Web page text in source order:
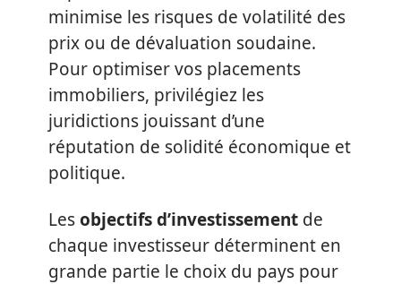
minimise les risques de volatilité des
prix ou de dévaluation soudaine.
Pour optimiser vos placements
immobiliers, privilégiez les
juridictions jouissant d’une
réputation de solidité économique et
politique.
Lesobjectifs d’investissement de
chaque investisseur déterminent en
grande partie le choix du pays pour